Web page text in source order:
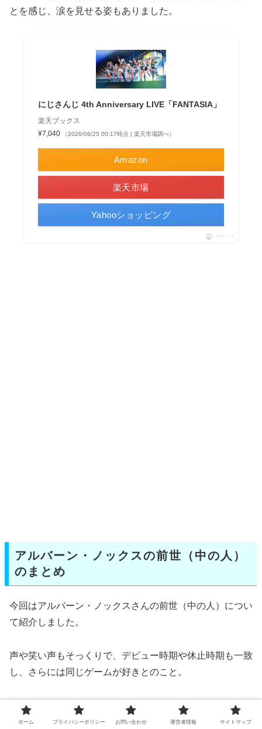
とを感じ、涙を見せる姿もありました。
にじさんじ 4th Anniversary LIVE「FANTASIA」
楽天ブックス
¥7,040
（2026/06/25 00:17時点 | 楽天市場調べ）
Amazon
楽天市場
Yahooショッピング
ポチップ
アルバーン・ノックスの前世（中の人）
のまとめ
今回はアルバーン・ノックスさんの前世（中の人）につい
て紹介しました。
声や笑い声もそっくりで、デビュー時期や休止時期も一致
し、さらには同じゲームが好きとのこと。
アルバーン・ノックスさんの前世（中の人）はRitakaさん
である可能性が高そうです！
ホーム プライバシーポリシー お問い合わせ 運営者情報 サイトマップ